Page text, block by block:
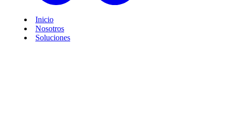
Inicio
Nosotros
Soluciones